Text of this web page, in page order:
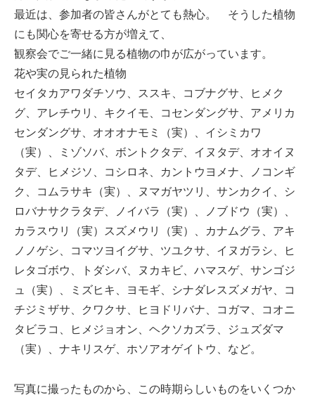
最近は、参加者の皆さんがとても熱心。 そうした植物
にも関心を寄せる方が増えて、
観察会でご一緒に見る植物の巾が広がっています。
花や実の見られた植物
セイタカアワダチソウ、ススキ、コブナグサ、ヒメク
グ、アレチウリ、キクイモ、コセンダングサ、アメリカ
センダングサ、オオオナモミ（実）、イシミカワ
（実）、ミゾソバ、ボントクタデ、イヌタデ、オオイヌ
タデ、ヒメジソ、コシロネ、カントウヨメナ、ノコンギ
ク、コムラサキ（実）、ヌマガヤツリ、サンカクイ、シ
ロバナサクラタデ、ノイバラ（実）、ノブドウ（実）、
カラスウリ（実）スズメウリ（実）、カナムグラ、アキ
ノノゲシ、コマツヨイグサ、ツユクサ、イヌガラシ、ヒ
レタゴボウ、トダシバ、ヌカキビ、ハマスゲ、サンゴジ
ュ（実）、ミズヒキ、ヨモギ、シナダレスズメガヤ、コ
チジミザサ、クワクサ、ヒヨドリバナ、コガマ、コオニ
タビラコ、ヒメジョオン、ヘクソカズラ、ジュズダマ
（実）、ナキリスゲ、ホソアオゲイトウ、など。
写真に撮ったものから、この時期らしいものをいくつか